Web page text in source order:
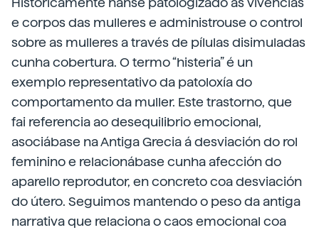
e corpos das mulleres e administrouse o control
sobre as mulleres a través de pílulas disimuladas
cunha cobertura. O termo “histeria” é un
exemplo representativo da patoloxía do
comportamento da muller. Este trastorno, que
fai referencia ao desequilibrio emocional,
asociábase na Antiga Grecia á desviación do rol
feminino e relacionábase cunha afección do
aparello reprodutor, en concreto coa desviación
do útero. Seguimos mantendo o peso da antiga
narrativa que relaciona o caos emocional coa